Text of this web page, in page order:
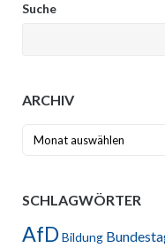
Suche
ARCHIV
Archiv
SCHLAGWÖRTER
AfDBildung